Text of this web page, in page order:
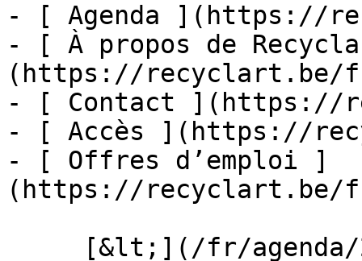
- [ Agenda ](https://
- [ À propos de
(https://recyclart.be/
- [ Contact ](https://
- [ Accès ](https://
- [ Offres d’emploi ]
(https://recyclart.be/